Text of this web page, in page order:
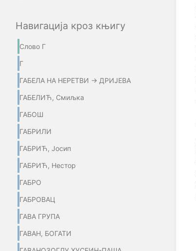
Навигација кроз књигу
Слово Г
Г
ГАБЕЛА НА НЕРЕТВИ → ДРИЈЕВА
ГАБЕЛИЋ, Смиљка
ГАБОШ
ГАБРИЛИ
ГАБРИЋ, Јосип
ГАБРИЋ, Нестор
ГАБРО
ГАБРОВАЦ
ГАВА ГРУПА
ГАВАН, БОГАТИ